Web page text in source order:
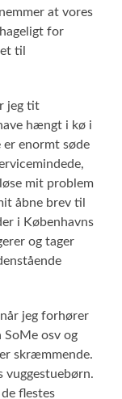
at vores
for
til
jeg tit
hængt i kø i
er enormt søde
mit problem
åbne brev til
i Københavns
og tager
jeg forhører
SoMe osv og
skræmmende.
vuggestuebørn.
flestes